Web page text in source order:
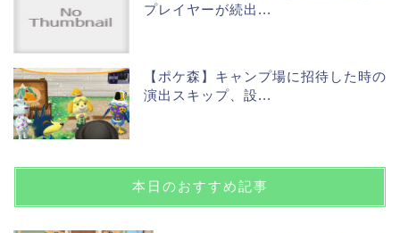
プレイヤーが続出...
【ポケ森】キャンプ場に招待した時の
演出スキップ、設...
本日のおすすめ記事